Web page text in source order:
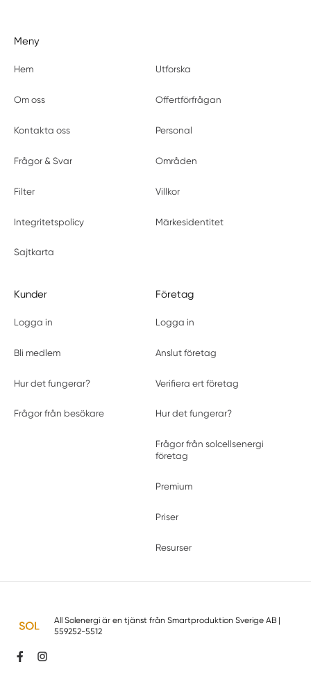
Meny
Hem Utforska
Om oss Offertförfrågan
Kontakta oss Personal
Frågor & Svar Områden
Filter Villkor
Integritetspolicy Märkesidentitet
Sajtkarta
Kunder
Logga in
Bli medlem
Hur det fungerar?
Frågor från besökare
Företag
Logga in
Anslut företag
Verifiera ert företag
Hur det fungerar?
Frågor från solcellsenergi
företag
Premium
Priser
Resurser
All Solenergi är en tjänst från Smartproduktion Sverige AB|
559252-5512